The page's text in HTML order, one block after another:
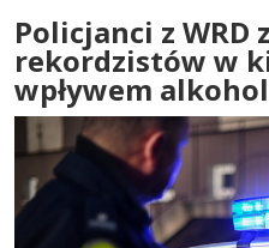
Policjanci z WRD
rekordzistów w
wpływem